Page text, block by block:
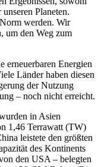
Planeten.
werden. Wir
um den Weg zum
erneuerbaren Energien
Länder haben diesen
der Nutzung
– noch nicht erreicht.
in Asien
1,46 Terrawatt (TW)
leistete den größten
des Kontinents
den USA – belegten